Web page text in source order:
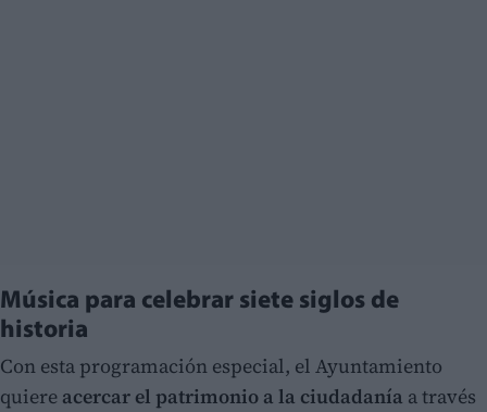
Música para celebrar siete siglos de
historia
Con esta programación especial, el Ayuntamiento
quiere acercar el patrimonio a la ciudadanía a través